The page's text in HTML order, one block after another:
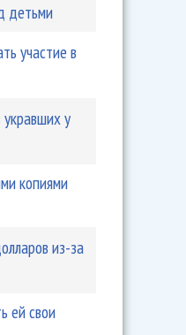
детьми
участие в
у
копиями
из-за
ей свои